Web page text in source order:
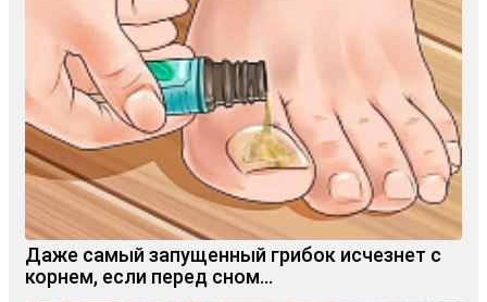
Даже самый запущенный грибок исчезнет с
корнем, если перед сном…